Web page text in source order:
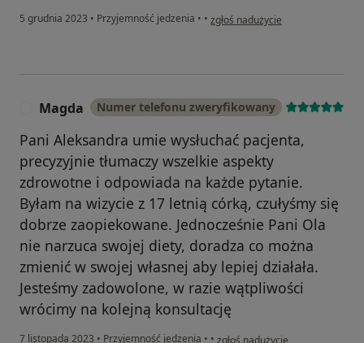
5 grudnia 2023 • Przyjemność jedzenia • • w opinii użytkownika Jerzy
zgłoś nadużycie
Magda Numer telefonu zweryfikowany
Pani Aleksandra umie wysłuchać pacjenta,
precyzyjnie tłumaczy wszelkie aspekty
zdrowotne i odpowiada na każde pytanie.
Byłam na wizycie z 17 letnią córką, czułyśmy się
dobrze zaopiekowane. Jednocześnie Pani Ola
nie narzuca swojej diety, doradza co można
zmienić w swojej własnej aby lepiej działała.
Jesteśmy zadowolone, w razie wątpliwości
wrócimy na kolejną konsultację
7 listopada 2023 • Przyjemność jedzenia • • w opinii użytkownika Magda